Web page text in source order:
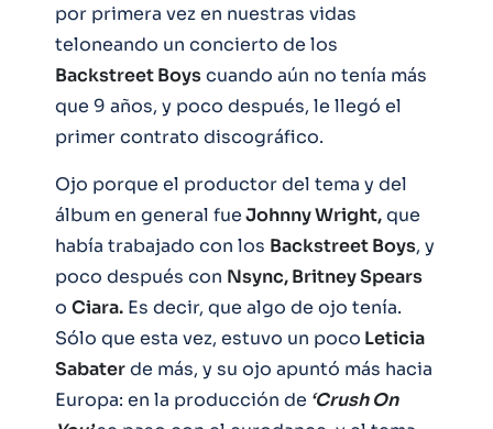
por primera vez en nuestras vidas
teloneando un concierto de los
Backstreet Boyscuando aún no tenía más
que 9 años, y poco después, le llegó el
primer contrato discográfico.
Ojo porque el productor del tema y del
álbum en general fueJohnny Wright,que
había trabajado con los Backstreet Boys, y
poco después con Nsync, Britney Spears
o Ciara. Es decir, que algo de ojo tenía.
Sólo que esta vez, estuvo un poco Leticia
Sabaterde más, y su ojo apuntó más hacia
Europa: en la producción de ‘Crush On